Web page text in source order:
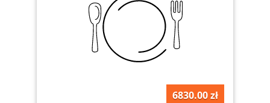
6830.00 zł